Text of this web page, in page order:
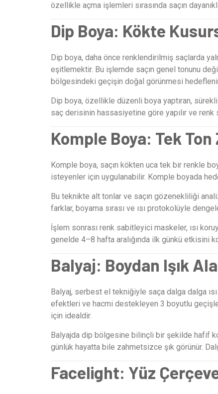
özellikle açma işlemleri sırasında saçın
Dip Boya: Kökte
Dip boya, daha önce renklendirilmiş saçlarda
eşitlemektir. Bu işlemde saçın genel tonunu
bölgesindeki geçişin doğal görünmesi
Dip boya, özellikle düzenli boya yaptıran,
saç derisinin hassasiyetine göre yapılır ve
Komple Boya: Tek
Komple boya, saçın kökten uca tek bir renkle
isteyenler için uygulanabilir. Komple boyada
Bu teknikte alt tonlar ve saçın gözenekliliği
farklar, boyama sırası ve ısı protokolüyle
İşlem sonrası renk sabitleyici maskeler, ısı
genelde 4–8 hafta aralığında ilk günkü etkisini
Balyaj: Boydan Işık
Balyaj, serbest el tekniğiyle saça dalga dalga
efektleri ve hacmi destekleyen 3 boyutlu
için idealdir.
Balyajda dip bölgesine bilinçli bir şekilde hafif
günlük hayatta bile zahmetsizce şık görünür.
Facelight: Yüz